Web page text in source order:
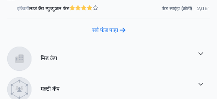
इक्विटीलार्ज कॅप म्युच्युअल फंड फंड साईझ (कोटी) - 2,061
सर्व फंड पाहा
मिड कॅप
मल्टी कॅप